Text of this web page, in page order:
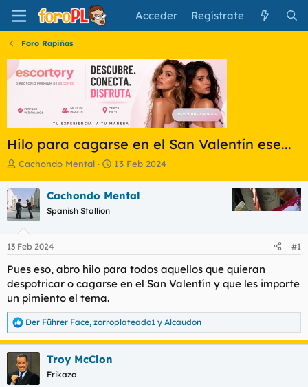
Acceder Regístrate
Foro Rapiñas
Hilo para cagarse en el San Valentín ese...
I
i
c
i
a
d
o
d
e
l
t
e
m
a
Cachondo Mental
F
h
e
i
c
o
13 Feb 2024
Cachondo Mental
Spanish Stallion
13 Feb 2024 #1
Pues eso, abro hilo para todos aquellos que quieran
despotricar o cagarse en el San Valentín y que les importe
un pimiento el tema.
R
e
a
c
i
Der Führer Face, zorroplateado1 y Alcaudon
Troy McClon
Frikazo